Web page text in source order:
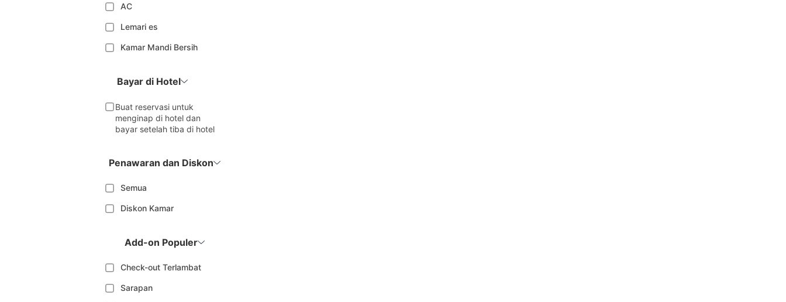
AC
Lemari es
Kamar Mandi Bersih
Bayar di Hotel
Buat reservasi untuk
menginap di hotel dan
bayar setelah tiba di hotel
Penawaran dan Diskon
Semua
Diskon Kamar
Add-on Populer
Check-out Terlambat
Sarapan